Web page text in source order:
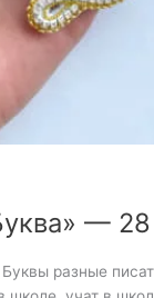
—
разные